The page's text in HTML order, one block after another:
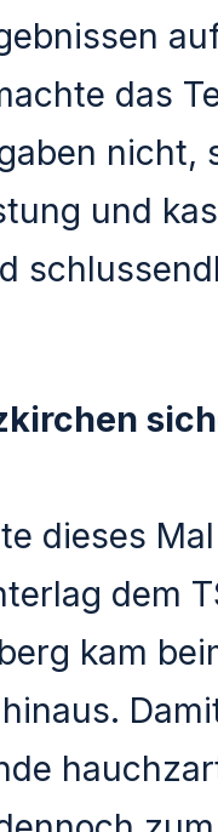
das
nicht,
und
dieses
dem
kam